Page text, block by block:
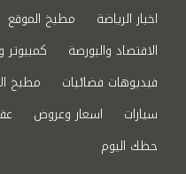
اخبار الرياضة
مطبخ الموقع
الاقتصاد والبورصة
كمبيوتر
فيديوهات فضائيات
مطبخ
سيارات
اسعار وعروض
حظك اليوم